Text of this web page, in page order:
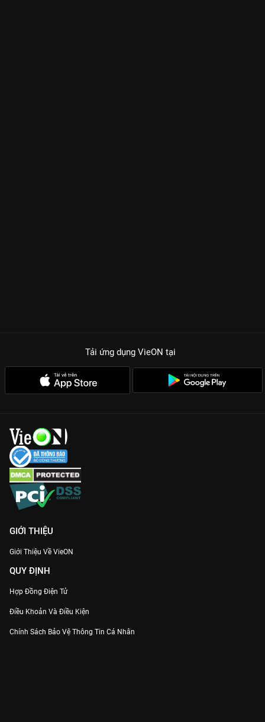
Tải ứng dụng VieON tại
GIỚI THIỆU
Giới Thiệu Về VieON
QUY ĐỊNH
Hợp Đồng Điện Tử
Điều Khoản Và Điều Kiện
Chính Sách Bảo Vệ Thông Tin Cá Nhân